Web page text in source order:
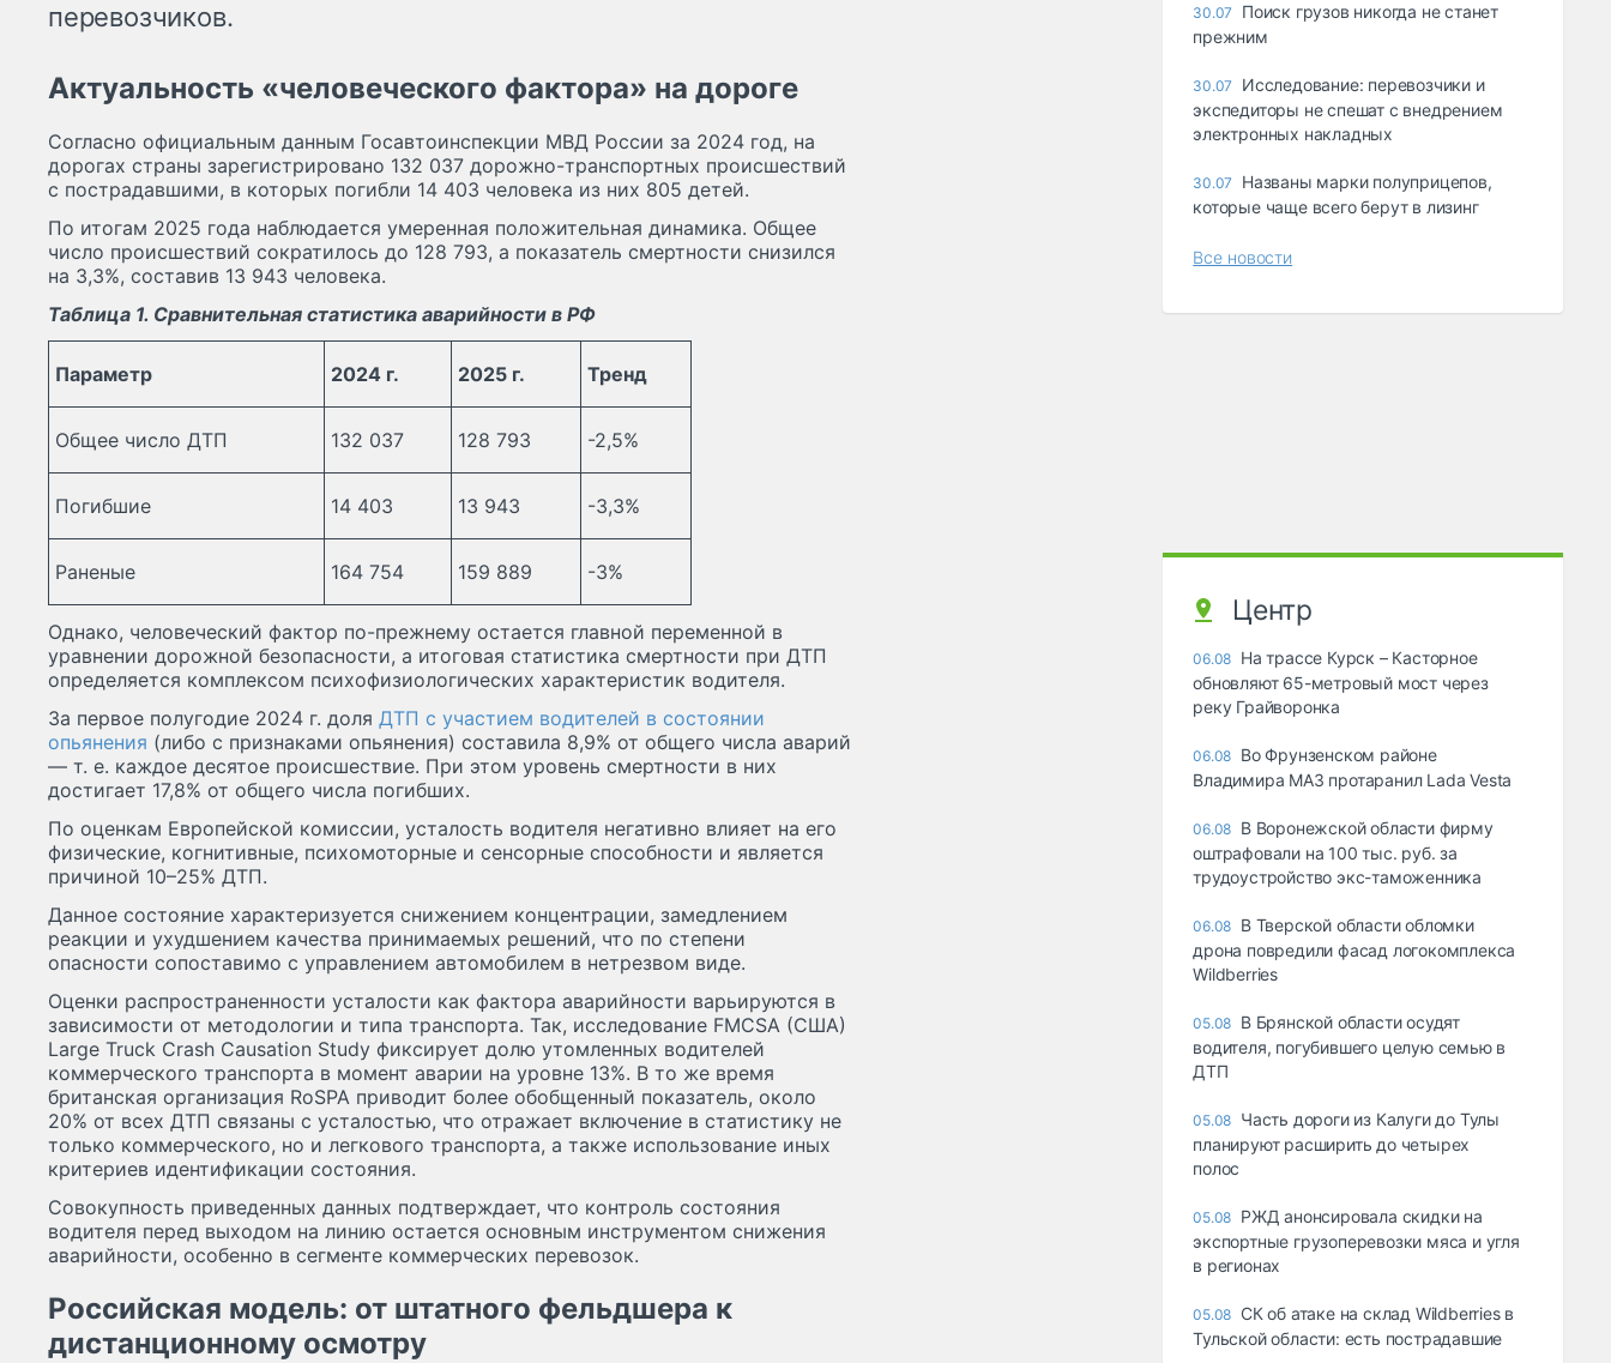
перевозчиков.
Актуальность «человеческого фактора» на дороге
Согласно официальным данным Госавтоинспекции МВД России за 2024 год, на
дорогах страны зарегистрировано 132 037 дорожно-транспортных происшествий
с пострадавшими, в которых погибли 14 403 человека из них 805 детей.
По итогам 2025 года наблюдается умеренная положительная динамика. Общее
число происшествий сократилось до 128 793, а показатель смертности снизился
на 3,3%, составив 13 943 человека.
Таблица 1. Сравнительная статистика аварийности в РФ
Параметр 2024 г. 2025 г. Тренд
Общее число ДТП 132 037 128 793 -2,5%
Погибшие 14 403 13 943 -3,3%
Раненые 164 754 159 889 -3%
Однако, человеческий фактор по-прежнему остается главной переменной в
уравнении дорожной безопасности, а итоговая статистика смертности при ДТП
определяется комплексом психофизиологических характеристик водителя.
За первое полугодие 2024 г. доля ДТП с участием водителей в состоянии
опьянения (либо с признаками опьянения) составила 8,9% от общего числа аварий
— т. е. каждое десятое происшествие. При этом уровень смертности в них
достигает 17,8% от общего числа погибших.
По оценкам Европейской комиссии, усталость водителя негативно влияет на его
физические, когнитивные, психомоторные и сенсорные способности и является
причиной 10–25% ДТП.
Данное состояние характеризуется снижением концентрации, замедлением
реакции и ухудшением качества принимаемых решений, что по степени
опасности сопоставимо с управлением автомобилем в нетрезвом виде.
Оценки распространенности усталости как фактора аварийности варьируются в
зависимости от методологии и типа транспорта. Так, исследование FMCSA (США)
Large Truck Crash Causation Study фиксирует долю утомленных водителей
коммерческого транспорта в момент аварии на уровне 13%. В то же время
британская организация RoSPA приводит более обобщенный показатель, около
20% от всех ДТП связаны с усталостью, что отражает включение в статистику не
только коммерческого, но и легкового транспорта, а также использование иных
критериев идентификации состояния.
Совокупность приведенных данных подтверждает, что контроль состояния
водителя перед выходом на линию остается основным инструментом снижения
аварийности, особенно в сегменте коммерческих перевозок.
Российская модель: от штатного фельдшера к
дистанционному осмотру
30.07
Поиск грузов никогда не станет
прежним
30.07
Исследование: перевозчики и
экспедиторы не спешат с внедрением
электронных накладных
30.07
Названы марки полуприцепов,
которые чаще всего берут в лизинг
Все новости
Центр
06.08 На трассе Курск – Касторное
обновляют 65-метровый мост через
реку Грайворонка
06.08 Во Фрунзенском районе
Владимира МАЗ протаранил Lada Vesta
06.08 В Воронежской области фирму
оштрафовали на 100 тыс. руб. за
трудоустройство экс-таможенника
06.08 В Тверской области обломки
дрона повредили фасад логокомплекса
Wildberries
05.08 В Брянской области осудят
водителя, погубившего целую семью в
ДТП
05.08 Часть дороги из Калуги до Тулы
планируют расширить до четырех
полос
05.08 РЖД анонсировала скидки на
экспортные грузоперевозки мяса и угля
в регионах
05.08 СК об атаке на склад Wildberries в
Тульской области: есть пострадавшие